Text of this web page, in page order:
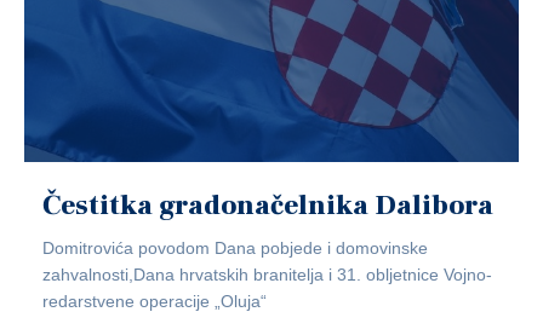
Čestitka gradonačelnika Dalibora
Domitrovića povodom Dana pobjede i domovinske
zahvalnosti,Dana hrvatskih branitelja i 31. obljetnice Vojno-
redarstvene operacije „Oluja“